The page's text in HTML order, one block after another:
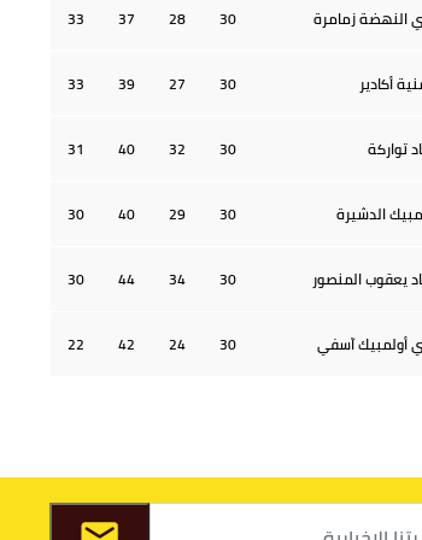
النهضة زمامرة 30
28
37
33
أكادير 30
27
39
33
تواركة 30
32
40
31
الدشيرة 30
29
40
30
يعقوب المنصور 30
34
44
30
أولمبيك آسفي 30
24
42
22